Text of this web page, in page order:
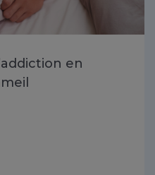
en